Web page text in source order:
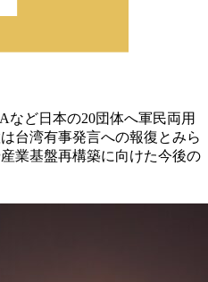
ど日本の20団体へ軍民両用
台湾有事発言への報復とみら
業基盤再構築に向けた今後の